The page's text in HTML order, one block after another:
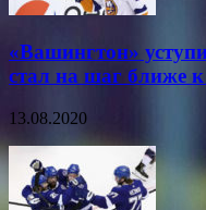
«Вашингтон»
стал на шаг ближе
13.08.2020